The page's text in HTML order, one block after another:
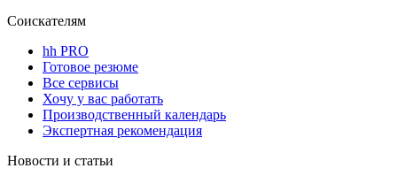
Соискателям
hh PRO
Готовое резюме
Все сервисы
Хочу у вас работать
Производственный календарь
Экспертная рекомендация
Новости и статьи